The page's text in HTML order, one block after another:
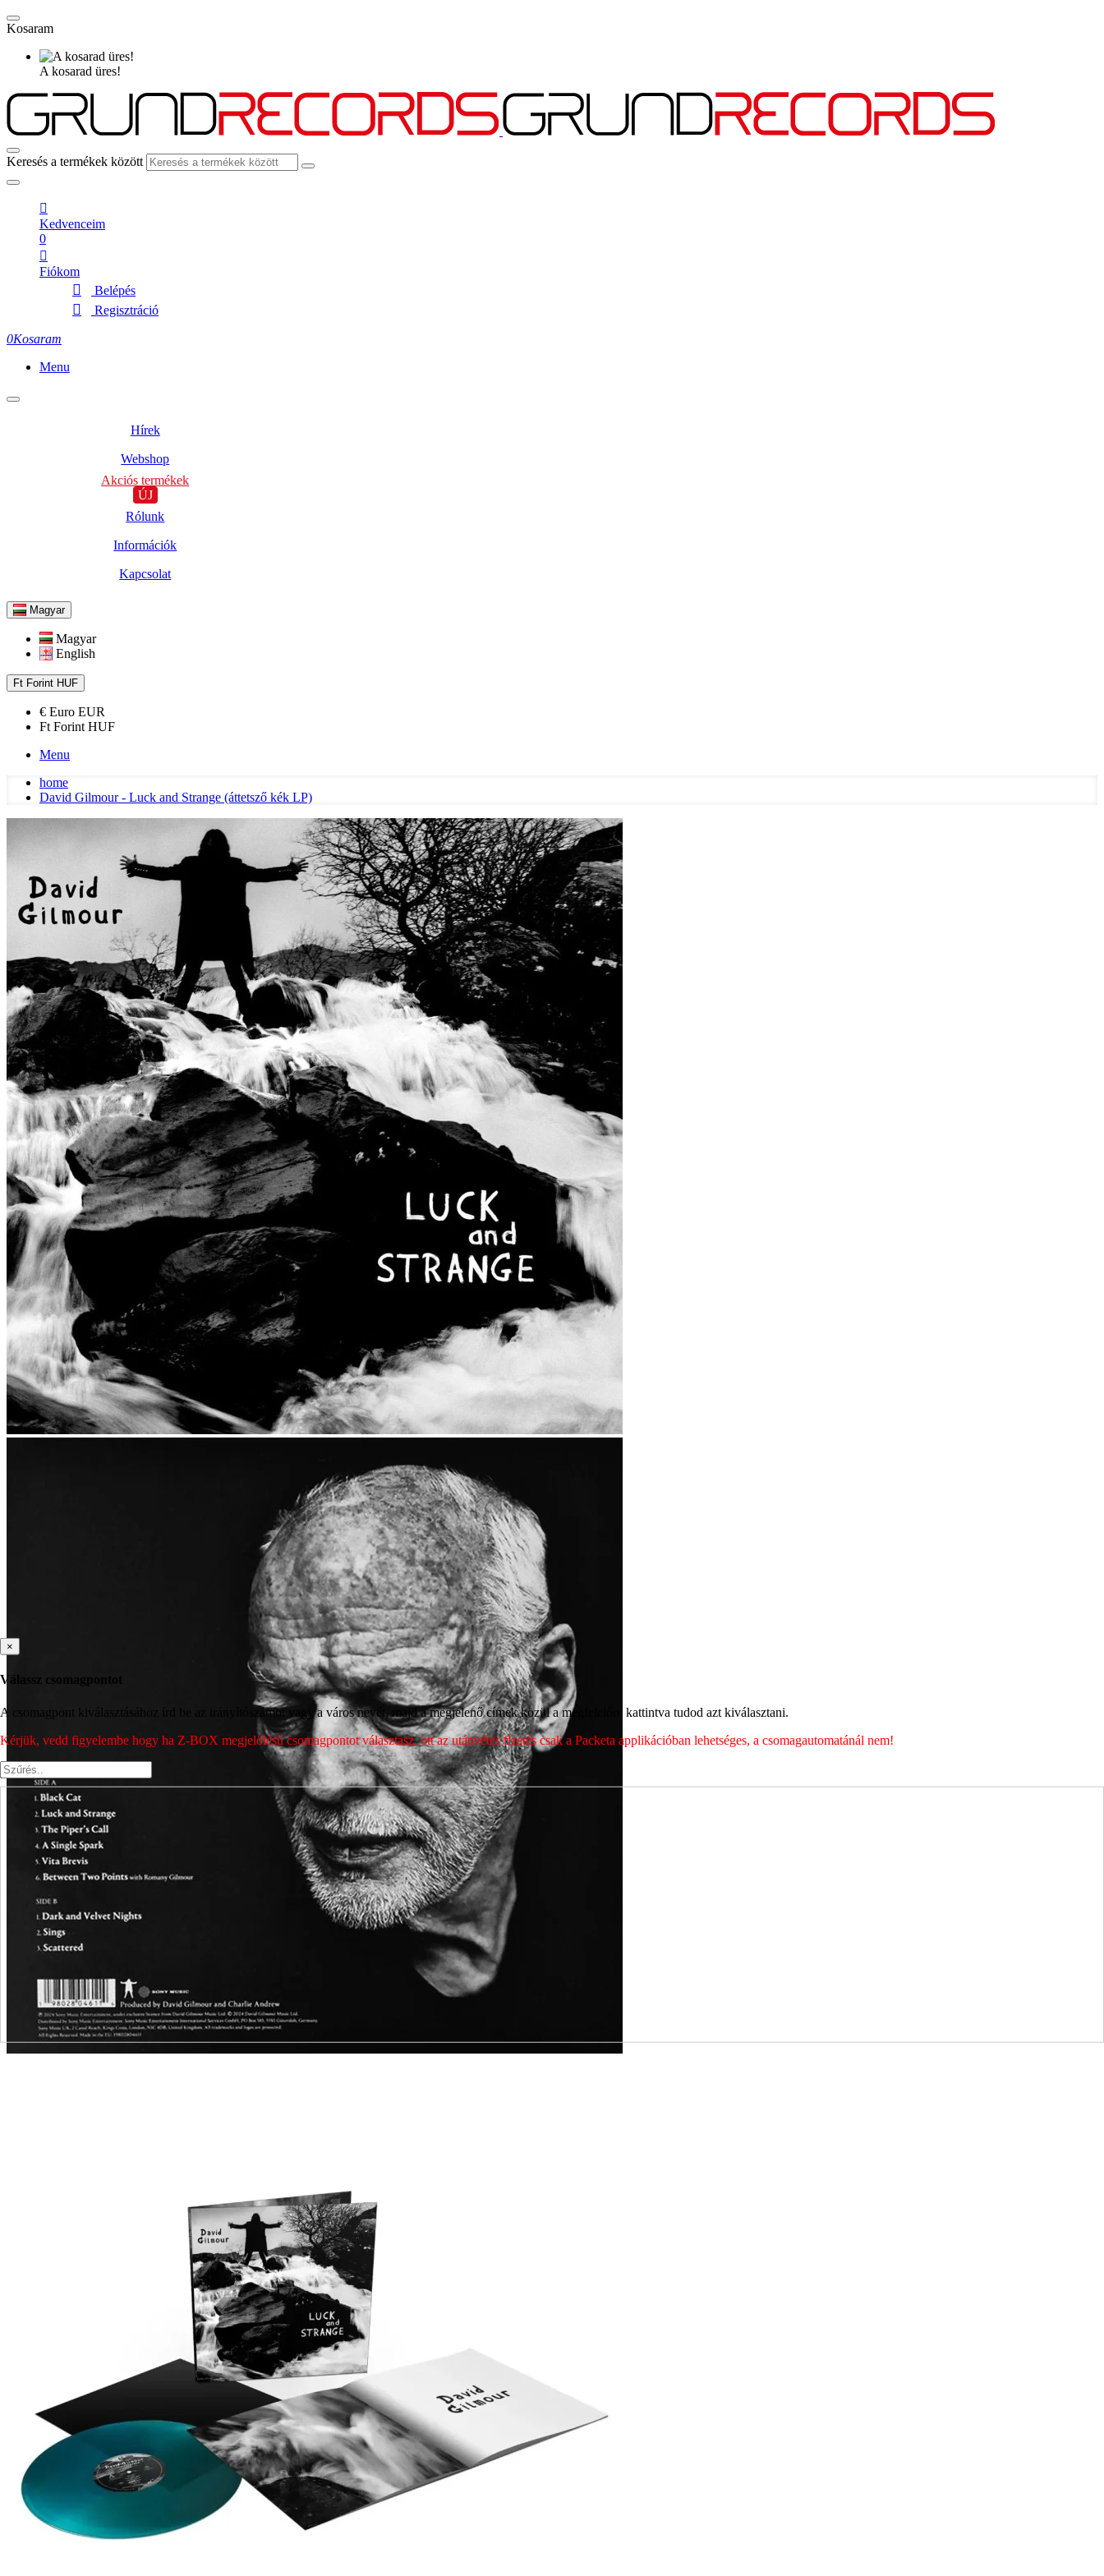
Kosaram
A kosarad üres!
Keresés a termékek között
Kedvenceim
0
Fiókom
Belépés
Regisztráció
0Kosaram
Menu
Hírek
Webshop
Akciós termékek
ÚJ
Rólunk
Információk
Kapcsolat
Magyar
Magyar
English
Ft Forint HUF
€ Euro EUR
Ft Forint HUF
Menu
home
David Gilmour - Luck and Strange (áttetsző kék LP)
×
Válassz csomagpontot
A csomagpont kiválasztásához írd be az irányítószámot vagy a város nevét, majd a megjelenő címek közül a megfelelőre kattintva tudod azt kiválasztani.
Kérjük, vedd figyelembe hogy ha Z-BOX megjelölésű csomagpontot választasz, ott az utánvétes fizetés csak a Packeta applikációban lehetséges, a csomagautomatánál nem!